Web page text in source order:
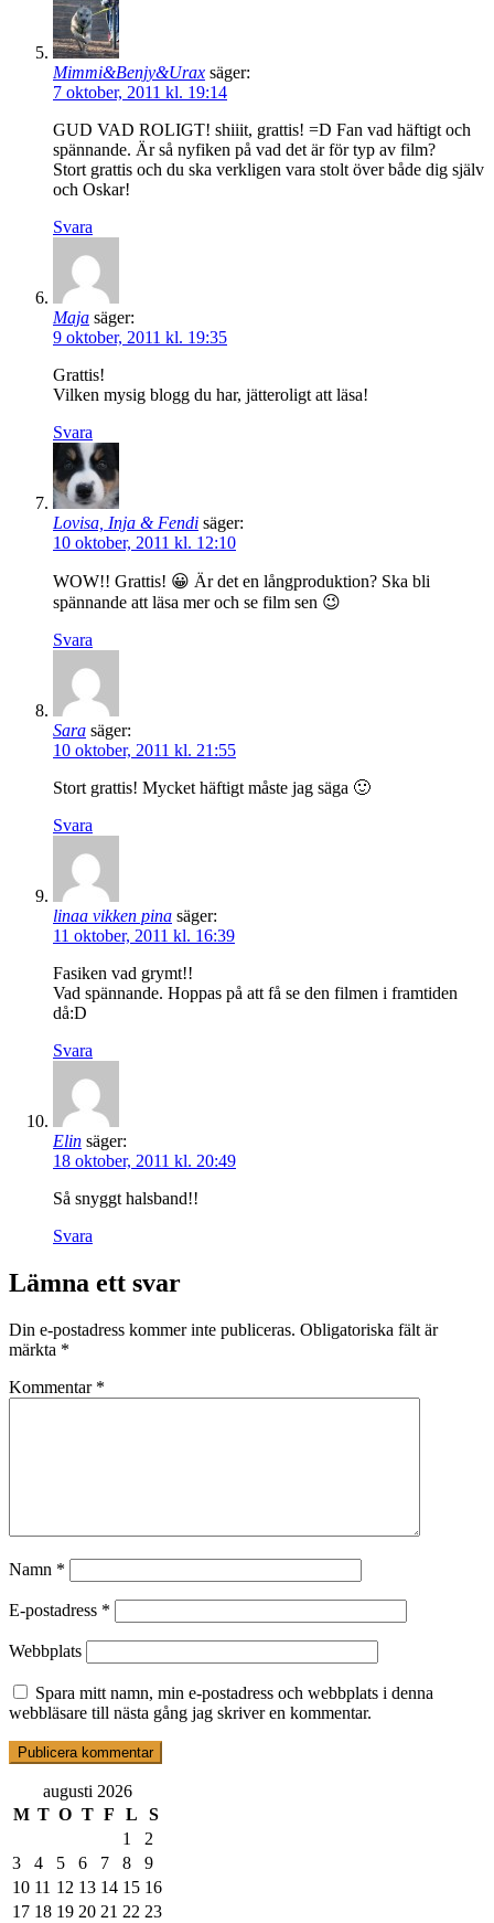
Mimmi&Benjy&Urax säger:
7 oktober, 2011 kl. 19:14
GUD VAD ROLIGT! shiiit, grattis! =D Fan vad häftigt och
spännande. Är så nyfiken på vad det är för typ av film?
Stort grattis och du ska verkligen vara stolt över både dig själv
och Oskar!
Svara
Maja säger:
9 oktober, 2011 kl. 19:35
Grattis!
Vilken mysig blogg du har, jätteroligt att läsa!
Svara
Lovisa, Inja & Fendi säger:
10 oktober, 2011 kl. 12:10
WOW!! Grattis! 😀 Är det en långproduktion? Ska bli
spännande att läsa mer och se film sen 😉
Svara
Sara säger:
10 oktober, 2011 kl. 21:55
Stort grattis! Mycket häftigt måste jag säga 🙂
Svara
linaa vikken pina säger:
11 oktober, 2011 kl. 16:39
Fasiken vad grymt!!
Vad spännande. Hoppas på att få se den filmen i framtiden
då:D
Svara
Elin säger:
18 oktober, 2011 kl. 20:49
Så snyggt halsband!!
Svara
Lämna ett svar
Din e-postadress kommer inte publiceras. Obligatoriska fält är
märkta *
Kommentar *
Namn *
E-postadress *
Webbplats
Spara mitt namn, min e-postadress och webbplats i denna
webbläsare till nästa gång jag skriver en kommentar.
augusti 2026
M T O T F L
S
1
2
3
4 5 6 7 8
9
10 11 12 13 14 15 16
17 18 19 20 21 22 23